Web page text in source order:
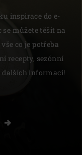
inspirace do e-
můžete těšit na
co je potřeba
recepty, sezónní
dalších informací!